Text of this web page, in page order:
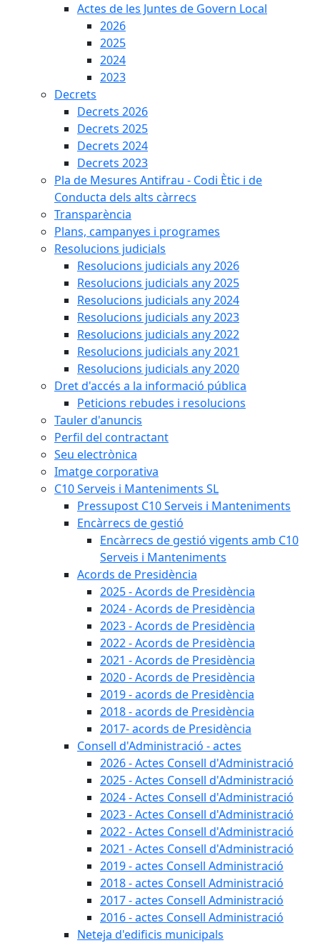
Actes de les Juntes de Govern Local
2026
2025
2024
2023
Decrets
Decrets 2026
Decrets 2025
Decrets 2024
Decrets 2023
Pla de Mesures Antifrau - Codi Ètic i de
Conducta dels alts càrrecs
Transparència
Plans, campanyes i programes
Resolucions judicials
Resolucions judicials any 2026
Resolucions judicials any 2025
Resolucions judicials any 2024
Resolucions judicials any 2023
Resolucions judicials any 2022
Resolucions judicials any 2021
Resolucions judicials any 2020
Dret d'accés a la informació pública
Peticions rebudes i resolucions
Tauler d'anuncis
Perfil del contractant
Seu electrònica
Imatge corporativa
C10 Serveis i Manteniments SL
Pressupost C10 Serveis i Manteniments
Encàrrecs de gestió
Encàrrecs de gestió vigents amb C10
Serveis i Manteniments
Acords de Presidència
2025 - Acords de Presidència
2024 - Acords de Presidència
2023 - Acords de Presidència
2022 - Acords de Presidència
2021 - Acords de Presidència
2020 - Acords de Presidència
2019 - acords de Presidència
2018 - acords de Presidència
2017- acords de Presidència
Consell d'Administració - actes
2026 - Actes Consell d'Administració
2025 - Actes Consell d'Administració
2024 - Actes Consell d'Administració
2023 - Actes Consell d'Administració
2022 - Actes Consell d'Administració
2021 - Actes Consell d'Administració
2019 - actes Consell Administració
2018 - actes Consell Administració
2017 - actes Consell Administració
2016 - actes Consell Administració
Neteja d'edificis municipals